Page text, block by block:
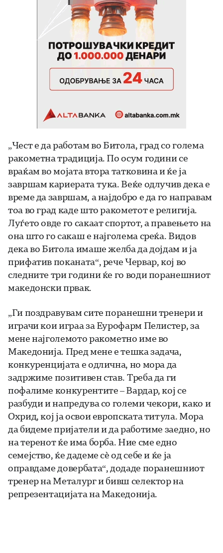
„Чест е да работам во Битола, град со голема
ракометна традиција. По осум години се
враќам во мојата втора татковина и ќе ја
завршам кариерата тука. Веќе одлучив дека е
време да завршам, а најдобро е да го направам
тоа во град каде што ракометот е религија.
Луѓето овде го сакаат спортот, а правењето на
она што го сакаш е најголема среќа. Видов
дека во Битола имаше желба да дојдам и ја
прифатив поканата“, рече Червар, кој во
следните три години ќе го води поранешниот
македонски првак.
„Ги поздравувам сите поранешни тренери и
играчи кои играа за Еурофарм Пелистер, за
мене најголемото ракометно име во
Македонија. Пред мене е тешка задача,
конкуренцијата е одлична, но мора да
задржиме позитивен став. Треба да ги
пофалиме конкурентите – Вардар, кој се
разбуди и напредува со големи чекори, како и
Охрид, кој ја освои европската титула. Мора
да бидеме пријатели и да работиме заедно, но
на теренот ќе има борба. Ние сме едно
семејство, ќе дадеме сѐ од себе и ќе ја
оправдаме довербата“, додаде поранешниот
тренер на Металург и бивш селектор на
репрезентацијата на Македонија.